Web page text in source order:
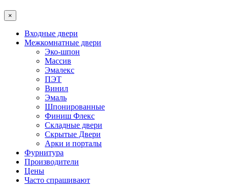
×
Входные двери
Межкомнатные двери
Эко-шпон
Массив
Эмалекс
ПЭТ
Винил
Эмаль
Шпонированные
Финиш Флекс
Складные двери
Скрытые Двери
Арки и порталы
Фурнитура
Производители
Цены
Часто спрашивают